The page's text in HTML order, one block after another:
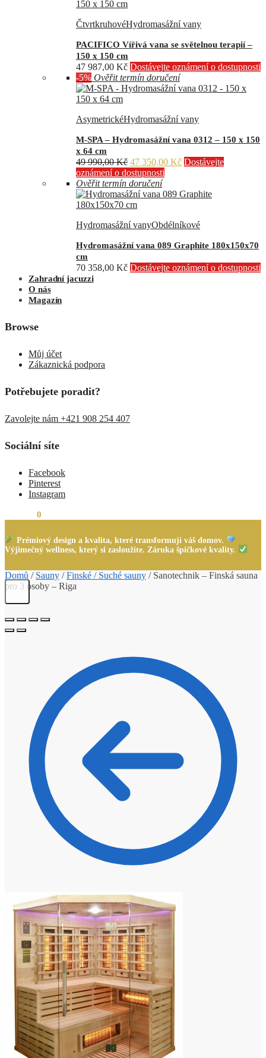
ČtvrtkruhovéHydromasážní vany
PACIFICO Vířivá vana se světelnou terapií –
150 x 150 cm
47 987,00 Kč Dostávejte oznámení o dostupnosti
-5% Ověřit termín doručení
AsymetrickéHydromasážní vany
M-SPA – Hydromasážní vana 0312 – 150 x 150
x 64 cm
49 990,00Kč Původní
cena
byla:
49
990,00 Kč.
47 350,00 KčAktuální
47
Dostávejte
oznámení o dostupnosti
Ověřit termín doručení
Hydromasážní vanyObdélníkové
Hydromasážní vana 089 Graphite 180x150x70
cm
70 358,00 Kč Dostávejte oznámení o dostupnosti
Zahradní jacuzzi
O nás
Magazín
Browse
Můj účet
Zákaznická podpora
Potřebujete poradit?
Zavolejte nám +421 908 254 407
Sociální síte
Facebook
Pinterest
Instagram
0
Prémiový design a kvalita, které transformují váš domov.
Výjimečný wellness, který si zasloužíte. Záruka špičkové kvality.
Domů / Sauny /Finské / Suché sauny / Sanotechnik – Finská sauna
pro 3 osoby – Riga